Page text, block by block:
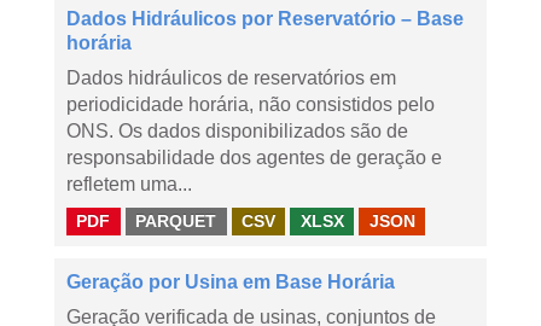
Dados Hidráulicos por Reservatório – Base
horária
Dados hidráulicos de reservatórios em
periodicidade horária, não consistidos pelo
ONS. Os dados disponibilizados são de
responsabilidade dos agentes de geração e
refletem uma...
PDF PARQUET CSV XLSX JSON
Geração por Usina em Base Horária
Geração verificada de usinas, conjuntos de